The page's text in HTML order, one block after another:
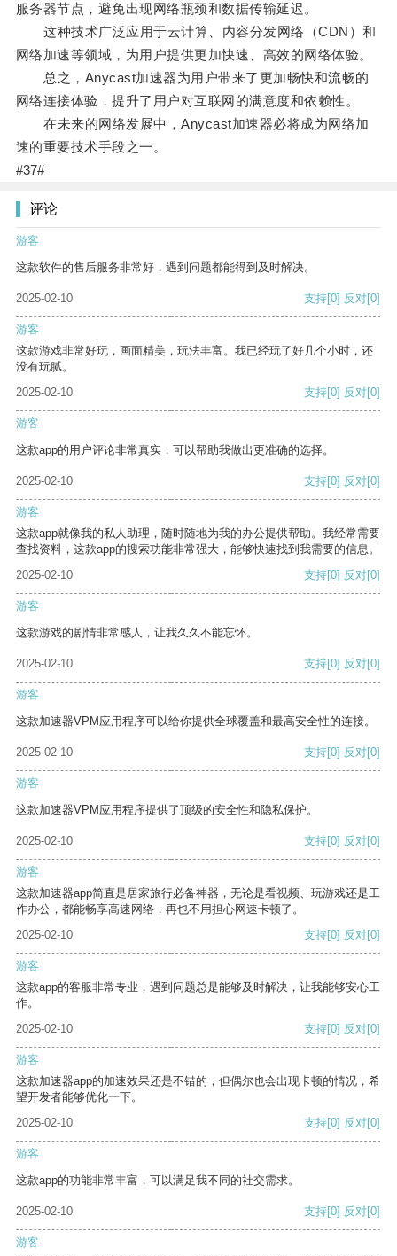
服务器节点，避免出现网络瓶颈和数据传输延迟。
这种技术广泛应用于云计算、内容分发网络（CDN）和
网络加速等领域，为用户提供更加快速、高效的网络体验。
总之，Anycast加速器为用户带来了更加畅快和流畅的
网络连接体验，提升了用户对互联网的满意度和依赖性。
在未来的网络发展中，Anycast加速器必将成为网络加
速的重要技术手段之一。
#37#
评论
游客
这款软件的售后服务非常好，遇到问题都能得到及时解决。
2025-02-10 支持[0] 反对[0]
游客
这款游戏非常好玩，画面精美，玩法丰富。我已经玩了好几个小时，还
没有玩腻。
2025-02-10
支持[0] 反对[0]
游客
这款app的用户评论非常真实，可以帮助我做出更准确的选择。
2025-02-10 支持[0] 反对[0]
游客
这款app就像我的私人助理，随时随地为我的办公提供帮助。我经常需要
查找资料，这款app的搜索功能非常强大，能够快速找到我需要的信息。
2025-02-10
支持[0] 反对[0]
游客
这款游戏的剧情非常感人，让我久久不能忘怀。
2025-02-10 支持[0] 反对[0]
游客
这款加速器VPM应用程序可以给你提供全球覆盖和最高安全性的连接。
2025-02-10 支持[0] 反对[0]
游客
这款加速器VPM应用程序提供了顶级的安全性和隐私保护。
2025-02-10 支持[0] 反对[0]
游客
这款加速器app简直是居家旅行必备神器，无论是看视频、玩游戏还是工
作办公，都能畅享高速网络，再也不用担心网速卡顿了。
2025-02-10
支持[0] 反对[0]
游客
这款app的客服非常专业，遇到问题总是能够及时解决，让我能够安心工
作。
2025-02-10
支持[0] 反对[0]
游客
这款加速器app的加速效果还是不错的，但偶尔也会出现卡顿的情况，希
望开发者能够优化一下。
2025-02-10
支持[0] 反对[0]
游客
这款app的功能非常丰富，可以满足我不同的社交需求。
2025-02-10 支持[0] 反对[0]
游客